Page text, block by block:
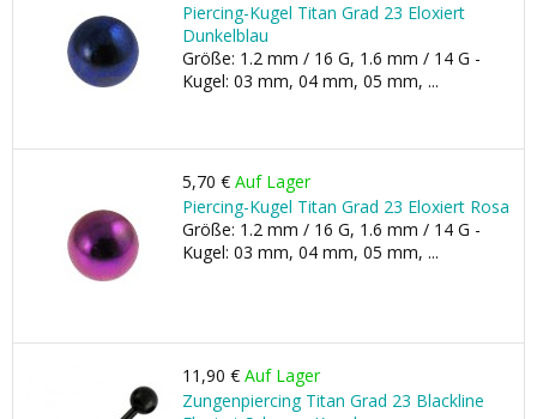
Piercing-Kugel Titan Grad 23 Eloxiert
Dunkelblau
Größe: 1.2 mm / 16 G, 1.6 mm / 14 G -
Kugel: 03 mm, 04 mm, 05 mm, ...
5,70 € Auf Lager
Piercing-Kugel Titan Grad 23 Eloxiert Rosa
Größe: 1.2 mm / 16 G, 1.6 mm / 14 G -
Kugel: 03 mm, 04 mm, 05 mm, ...
11,90 € Auf Lager
Zungenpiercing Titan Grad 23 Blackline